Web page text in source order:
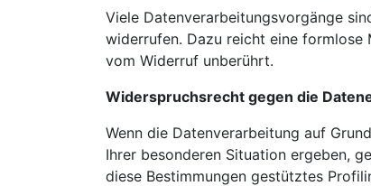
Viele Datenverarbeitungsvorgänge
widerrufen. Dazu reicht eine
vom Widerruf unberührt.
Widerspruchsrecht gegen die
Wenn die Datenverarbeitung auf
Ihrer besonderen Situation ergeben,
diese Bestimmungen gestütztes